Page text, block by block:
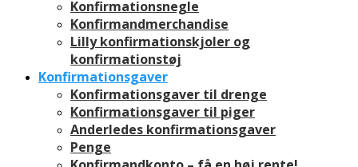
Konfirmationsnegle
Konfirmandmerchandise
Lilly konfirmationskjoler og
konfirmationstøj
Konfirmationsgaver
Konfirmationsgaver til drenge
Konfirmationsgaver til piger
Anderledes konfirmationsgaver
Penge